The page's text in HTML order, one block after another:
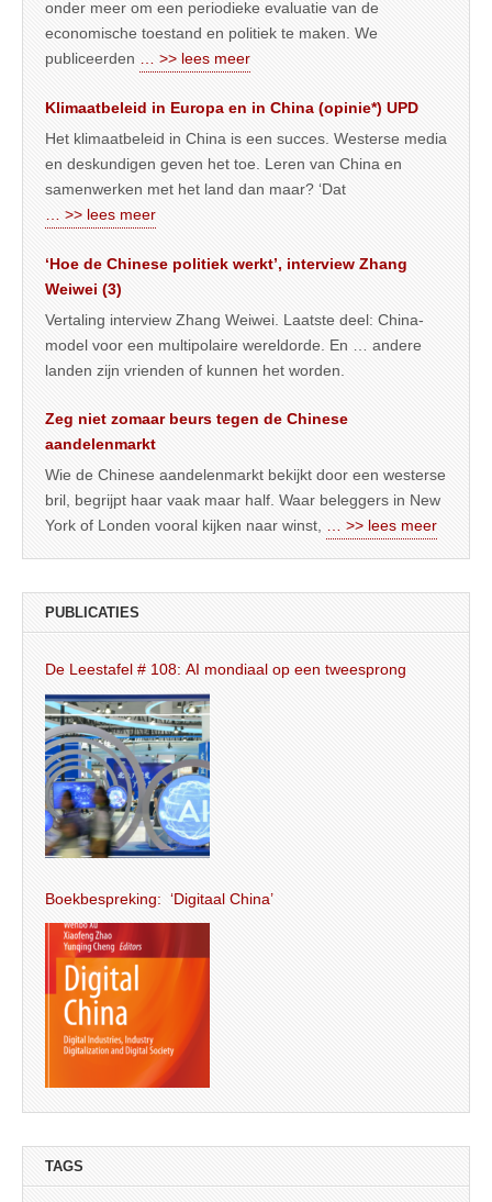
onder meer om een periodieke evaluatie van de
economische toestand en politiek te maken. We
publiceerden
… >> lees meer
Klimaatbeleid in Europa en in China (opinie*) UPD
Het klimaatbeleid in China is een succes. Westerse media
en deskundigen geven het toe. Leren van China en
samenwerken met het land dan maar? ‘Dat
… >> lees meer
‘Hoe de Chinese politiek werkt’, interview Zhang
Weiwei (3)
Vertaling interview Zhang Weiwei. Laatste deel: China-
model voor een multipolaire wereldorde. En … andere
landen zijn vrienden of kunnen het worden.
Zeg niet zomaar beurs tegen de Chinese
aandelenmarkt
Wie de Chinese aandelenmarkt bekijkt door een westerse
bril, begrijpt haar vaak maar half. Waar beleggers in New
York of Londen vooral kijken naar winst,
… >> lees meer
PUBLICATIES
De Leestafel # 108: AI mondiaal op een tweesprong
Boekbespreking: ‘Digitaal China’
TAGS